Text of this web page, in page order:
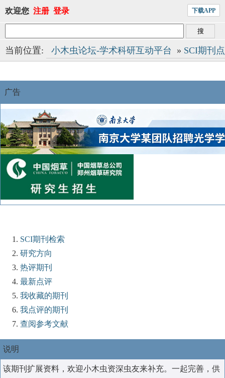
欢迎您 注册 登录 下载APP
当前位置: 小木虫论坛-学术科研互动平台 » SCI期刊
广告
SCI期刊检索
研究方向
热评期刊
最新点评
我收藏的期刊
我点评的期刊
查阅参考文献
说明
该期刊扩展资料，欢迎小木虫资深虫友来补充。一起完善，供